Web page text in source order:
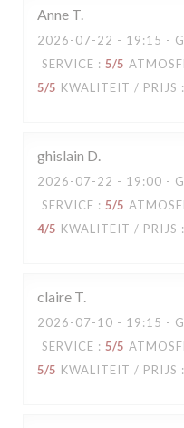
Anne T
2026-07-22 - 19:15 -
SERVICE : 5/5
5/5 KWALITEIT / PRIJS :
ghislain D
2026-07-22 - 19:00 -
SERVICE : 5/5
4/5 KWALITEIT / PRIJS :
claire T
2026-07-10 - 19:15 -
SERVICE : 5/5
5/5 KWALITEIT / PRIJS :